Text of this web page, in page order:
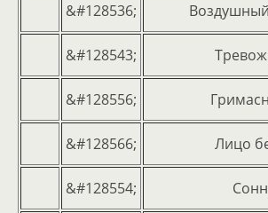
&#128536;
&#128543;
&#128556;
&#128566; Лицо
&#128554;